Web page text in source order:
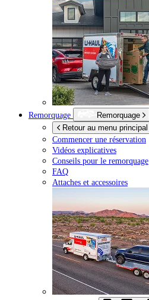
Remorquage
Remorquage
Retour au menu principal
Commencer une réservation
Vidéos explicatives
Conseils pour le remorquage
FAQ
Attaches et accessoires